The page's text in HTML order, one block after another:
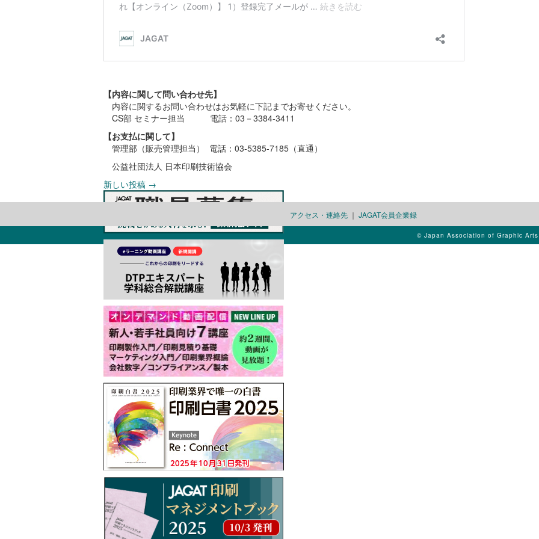
【内容に関して問い合わせ先】
内容に関するお問い合わせはお気軽に下記までお寄せください。
CS部 セミナー担当 電話：03－3384-3411
【お支払に関して】
管理部（販売管理担当） 電話：03-5385-7185（直通）
公益社団法人 日本印刷技術協会
新しい投稿 →
アクセス・連絡先 ｜ JAGAT会員企業録
© Japan Association of Graphic